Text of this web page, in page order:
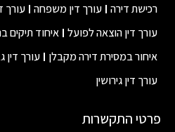
רכישת דירה עורך דין משפחה עורך
עורך דין הוצאה לפועל איחוד תיקים
איחור במסירת דירה מקבלן
עורך דין
עורך דין גירושין
פרטי התקשרות